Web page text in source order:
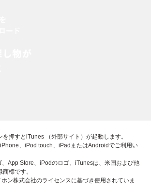
を押すとiTunes （外部サイト）が起動します。
iPhone、iPod touch、iPadまたはAndroidでご利用い
、App Store、iPodのロゴ、iTunesは、米国および他
標です。
ン株式会社のライセンスに基づき使用されていま